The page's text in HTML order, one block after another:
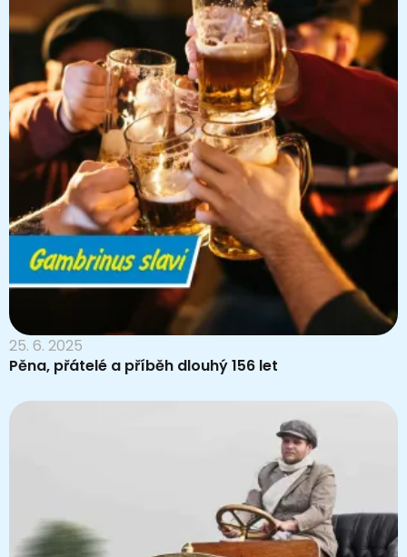
25. 6. 2025
Pěna, přátelé a příběh dlouhý 156 let